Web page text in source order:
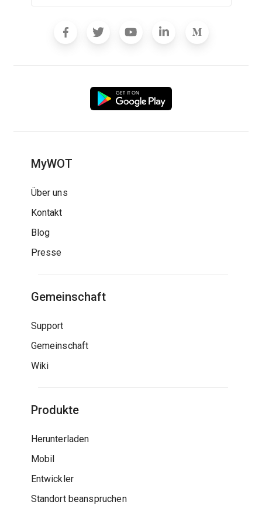
MyWOT
Über uns
Kontakt
Blog
Presse
Gemeinschaft
Support
Gemeinschaft
Wiki
Produkte
Herunterladen
Mobil
Entwickler
Standort beanspruchen